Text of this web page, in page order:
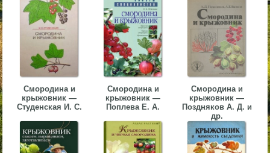
Смородина и
крыжовник —
Студенская И. С.
Смородина и
крыжовник —
Поплева Е. А.
Смородина и
крыжовник —
Поздняков А. Д. и
др.
▼
▼